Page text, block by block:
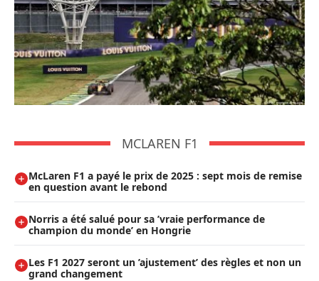
MCLAREN F1
McLaren F1 a payé le prix de 2025 : sept mois de remise
en question avant le rebond
Norris a été salué pour sa ’vraie performance de
champion du monde’ en Hongrie
Les F1 2027 seront un ’ajustement’ des règles et non un
grand changement